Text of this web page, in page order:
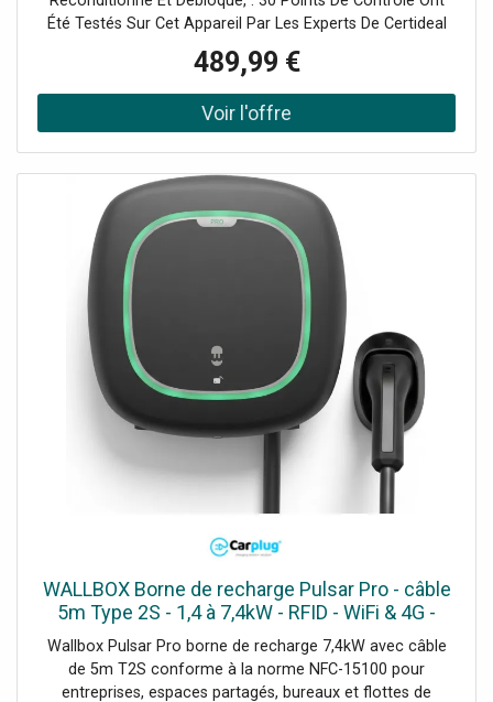
Été Testés Sur Cet Appareil Par Les Experts De Certideal
Pour 100% De Qualité.
489,99 €
WALLBOX Borne de recharge Pulsar Pro - câble
5m Type 2S - 1,4 à 7,4kW - RFID - WiFi & 4G -
OCPP - pour parking d'entreprise
Wallbox Pulsar Pro borne de recharge 7,4kW avec câble
de 5m T2S conforme à la norme NFC-15100 pour
entreprises, espaces partagés, bureaux et flottes de